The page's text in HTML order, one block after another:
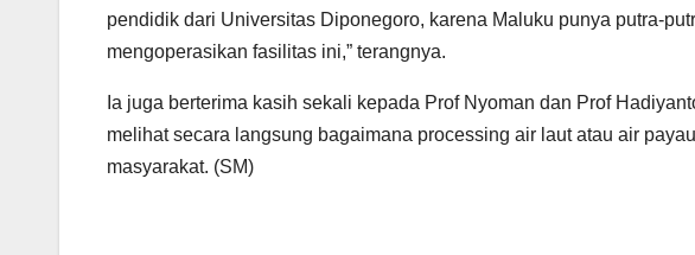
pendidik dari Universitas Diponegoro, karena Maluku punya putra-
mengoperasikan fasilitas ini,” terangnya.
Ia juga berterima kasih sekali kepada Prof Nyoman dan Prof
melihat secara langsung bagaimana processing air laut atau air
masyarakat. (SM)